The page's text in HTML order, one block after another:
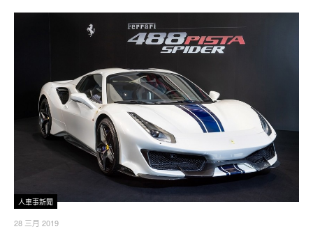
人車事新聞
28 三月 2019